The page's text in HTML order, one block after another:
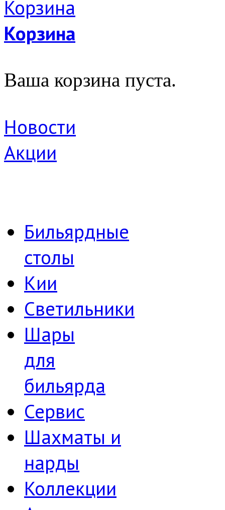
Корзина
Ваша корзина пуста.
Новости
Акции
Бильярдные
столы
Кии
Светильники
Шары
для
бильярда
Сервис
Шахматы и
нарды
Коллекции